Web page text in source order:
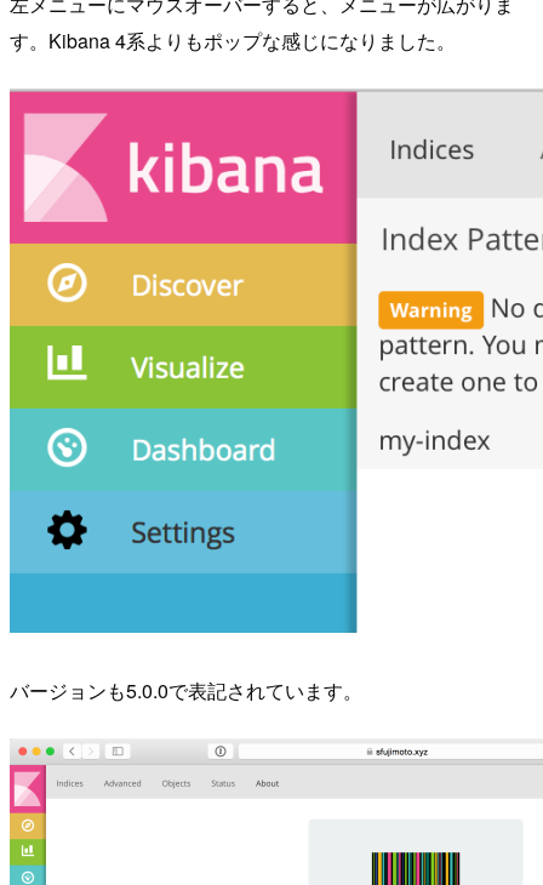
す。Kibana 4系よりもポップな感じになりました。
バージョンも5.0.0で表記されています。